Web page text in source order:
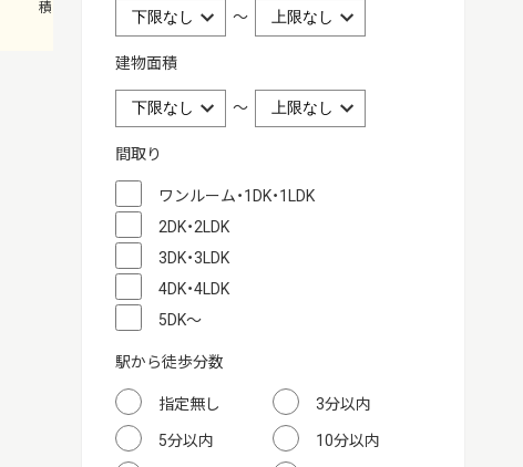
～
建物面積
～
間取り
ワンルーム・1DK・1LDK
2DK・2LDK
3DK・3LDK
4DK・4LDK
5DK～
駅から徒歩分数
指定無し 3分以内
5分以内 10分以内
積